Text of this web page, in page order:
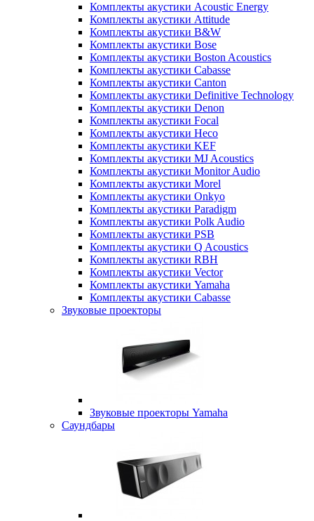
Комплекты акустики Acoustic Energy
Комплекты акустики Attitude
Комплекты акустики B&W
Комплекты акустики Bose
Комплекты акустики Boston Acoustics
Комплекты акустики Cabasse
Комплекты акустики Canton
Комплекты акустики Definitive Technology
Комплекты акустики Denon
Комплекты акустики Focal
Комплекты акустики Heco
Комплекты акустики KEF
Комплекты акустики MJ Acoustics
Комплекты акустики Monitor Audio
Комплекты акустики Morel
Комплекты акустики Onkyo
Комплекты акустики Paradigm
Комплекты акустики Polk Audio
Комплекты акустики PSB
Комплекты акустики Q Acoustics
Комплекты акустики RBH
Комплекты акустики Vector
Комплекты акустики Yamaha
Комплекты акустики Сabasse
Звуковые проекторы
Звуковые проекторы Yamaha
Саундбары